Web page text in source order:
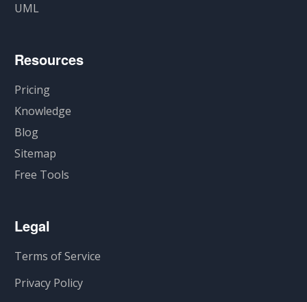
UML
Resources
Pricing
Knowledge
Blog
Sitemap
Free Tools
Legal
Terms of Service
Privacy Policy